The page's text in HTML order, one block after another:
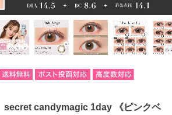
secret candymagic 1day 《ピンクベ